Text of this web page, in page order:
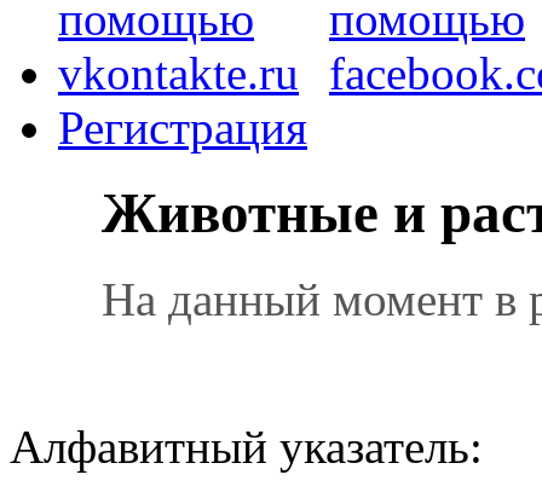
Регистрация
Животные и
На данный момент в
Алфавитный указатель: